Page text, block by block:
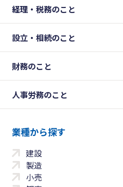
経理・税務のこと
設立・相続のこと
財務のこと
人事労務のこと
業種から探す
建設
製造
小売